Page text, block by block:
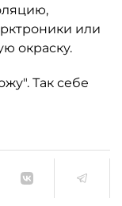
или
окраску.
Так себе